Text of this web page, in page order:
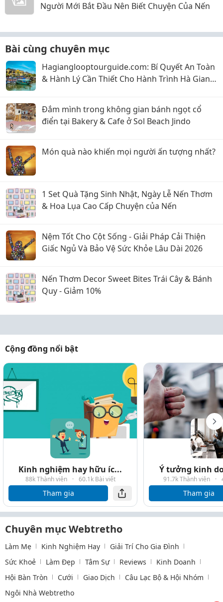
Người Mới Bắt Đầu Nên Biết Chuyện Của Nến
Bài cùng chuyên mục
Hagianglooptourguide.com: Bí Quyết An Toàn
& Hành Lý Cần Thiết Cho Hành Trình Hà Giang
Đắm mình trong không gian bánh ngọt cổ
điển tại Bakery & Cafe ở Sol Beach Jindo
Món quà nào khiến mọi người ấn tượng nhất?
1 Set Quà Tặng Sinh Nhật, Ngày Lễ Nến Thơm
& Hoa Lụa Cao Cấp Chuyện của Nến
Nệm Tốt Cho Cột Sống - Giải Pháp Cải Thiện
Giấc Ngủ Và Bảo Vệ Sức Khỏe Lâu Dài 2026
Nến Thơm Decor Sweet Bites Trái Cây & Bánh
Quy - Giảm 10%
Cộng đồng nổi bật
Kinh nghiệm hay hữu íc...
88k Thành viên · 60.1k Bài viết
Tham gia
Ý tưởng kinh
91.7k Thành viên ·
Tham gia
Chuyên mục Webtretho
Làm Mẹ Kinh Nghiệm Hay
Giải Trí Cho Gia Đình
Sức Khoẻ
Làm Đẹp Tâm Sự Reviews
Kinh Doanh
Hội Bàn Tròn
Cưới Giao Dịch
Câu Lạc Bộ & Hội Nhóm
Ngôi Nhà Webtretho